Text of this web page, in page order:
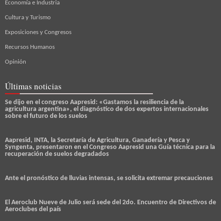
Economía e Industria
Cultura y Turismo
Exposiciones y Congresos
Recursos Humanos
Opinión
Últimas noticias
Se dijo en el congreso Aapresid: «Gastamos la resiliencia de la
agricultura argentina», el diagnóstico de dos expertos internacionales
sobre el futuro de los suelos
Aapresid, INTA, la Secretaría de Agricultura, Ganadería y Pesca y
Syngenta, presentaron en el Congreso Aapresid una Guía técnica para la
recuperación de suelos degradados
Ante el pronóstico de lluvias intensas, se solicita extremar precauciones
El Aeroclub Nueve de Julio será sede del 2do. Encuentro de Directivos de
Aeroclubes del país